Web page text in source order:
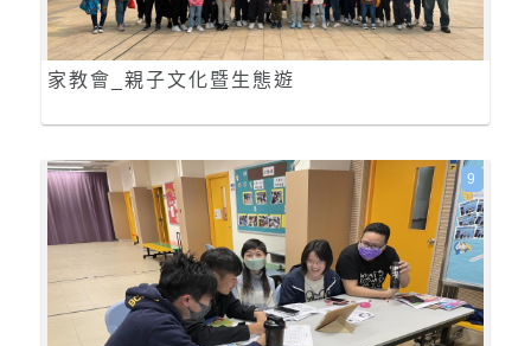
家教會_親子文化暨生態遊
9